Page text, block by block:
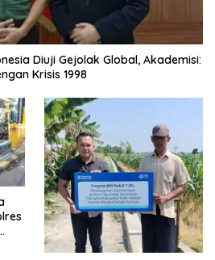
Diuji Gejolak Global, Akademisi:
Krisis 1998